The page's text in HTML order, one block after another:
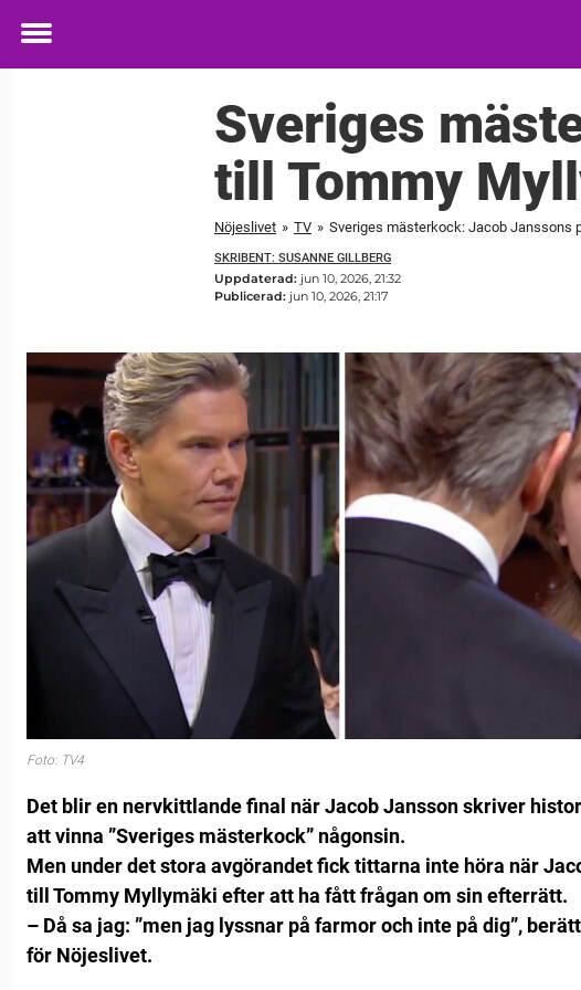
Toggle
Sveriges
till Tommy
Nöjeslivet » TV » Sveriges mästerkock: Jacob Janssons
SKRIBENT: SUSANNE GILLBERG
Uppdaterad: jun 10, 2026, 21:32
Publicerad: jun 10, 2026, 21:17
Foto: TV4
Det blir en nervkittlande final när Jacob Jansson skriver
att vinna ”Sveriges mästerkock” någonsin.
Men under det stora avgörandet fick tittarna inte höra när
till Tommy Myllymäki efter att ha fått frågan om sin efterrätt.
– Då sa jag: ”men jag lyssnar på farmor och inte på dig”,
för Nöjeslivet.